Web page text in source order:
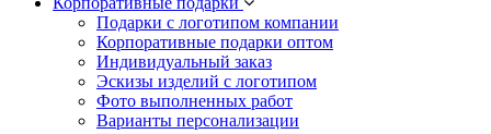
Подарки с логотипом компании
Корпоративные подарки оптом
Индивидуальный заказ
Эскизы изделий с логотипом
Фото выполненных работ
Варианты персонализации